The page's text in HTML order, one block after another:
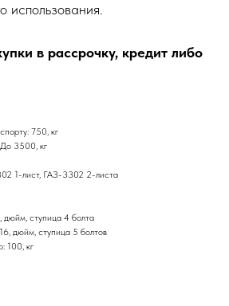
использования.
в рассрочку, кредит либо
750, кг
3500, кг
1-лист, ГАЗ-3302 2-листа
дюйм, ступица 4 болта
дюйм, ступица 5 болтов
100, кг